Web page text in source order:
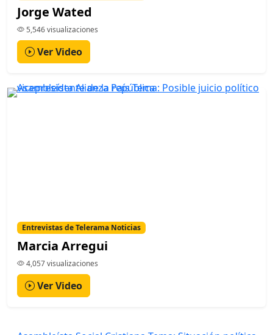
Jorge Wated
5,546 visualizaciones
Ver Video
Entrevistas de Telerama Noticias
Marcia Arregui
4,057 visualizaciones
Ver Video